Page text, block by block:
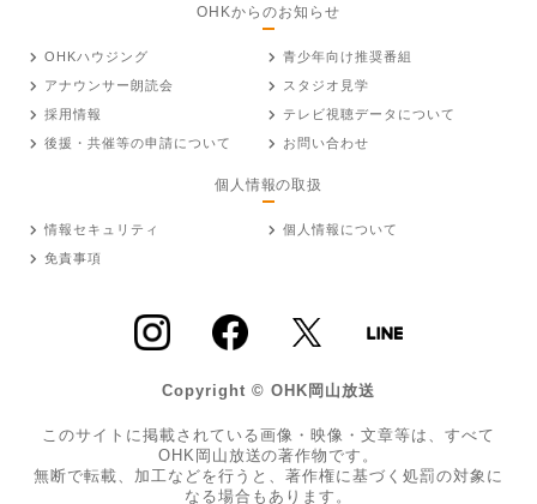
OHKからのお知らせ
OHKハウジング
青少年向け推奨番組
アナウンサー朗読会
スタジオ見学
採用情報
テレビ視聴データについて
後援・共催等の申請について
お問い合わせ
個人情報の取扱
情報セキュリティ
個人情報について
免責事項
Copyright © OHK岡山放送
このサイトに掲載されている画像・映像・文章等は、すべて
OHK岡山放送の著作物です。
無断で転載、加工などを行うと、著作権に基づく処罰の対象に
なる場合もあります。